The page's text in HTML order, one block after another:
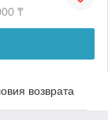
₸
возврата